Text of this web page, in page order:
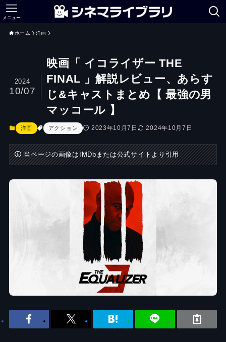
メニュー
ホーム 洋画
映画「 イコライザー THE
FINAL 」解説レビュー、あらす
じ&キャストまとめ【 最強の男
マッコール 】
2024
10/07
洋画 アクション 2023年10月7日 2024年10月7日
当ページの画像はIMDbまたは公式サイトより引用